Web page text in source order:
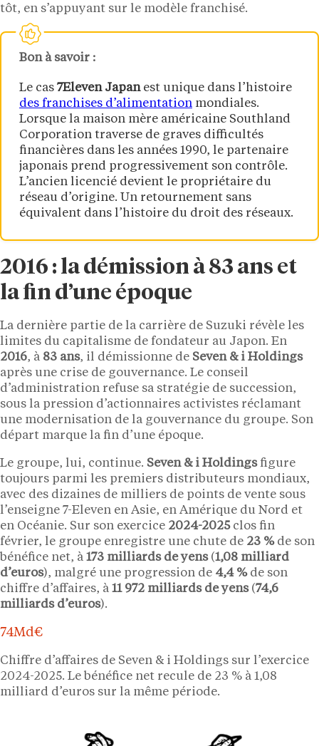
tôt, en s’appuyant sur le modèle franchisé.
Bon à savoir :
Le cas 7Eleven Japanest unique dans l’histoire
des franchises d’alimentation mondiales.
Lorsque la maison mère américaine Southland
Corporation traverse de graves difficultés
financières dans les années 1990, le partenaire
japonais prend progressivement son contrôle.
L’ancien licencié devient le propriétaire du
réseau d’origine. Un retournement sans
équivalent dans l’histoire du droit des réseaux.
2016 : la démission à 83 ans et
la fin d’une époque
La dernière partie de la carrière de Suzuki révèle les
limites du capitalisme de fondateur au Japon. En
2016, à 83 ans, il démissionne de Seven & i Holdings
après une crise de gouvernance. Le conseil
d’administration refuse sa stratégie de succession,
sous la pression d’actionnaires activistes réclamant
une modernisation de la gouvernance du groupe. Son
départ marque la fin d’une époque.
Le groupe, lui, continue. Seven & i Holdingsfigure
toujours parmi les premiers distributeurs mondiaux,
avec des dizaines de milliers de points de vente sous
l’enseigne 7-Eleven en Asie, en Amérique du Nord et
en Océanie. Sur son exercice 2024-2025clos fin
février, le groupe enregistre une chute de 23 %de son
bénéfice net, à 173 milliards de yens(1,08 milliard
d’euros), malgré une progression de 4,4 %de son
chiffre d’affaires, à 11 972 milliards de yens(74,6
milliards d’euros).
74Md€
Chiffre d’affaires de Seven & i Holdings sur l’exercice
2024-2025. Le bénéfice net recule de 23 % à 1,08
milliard d’euros sur la même période.